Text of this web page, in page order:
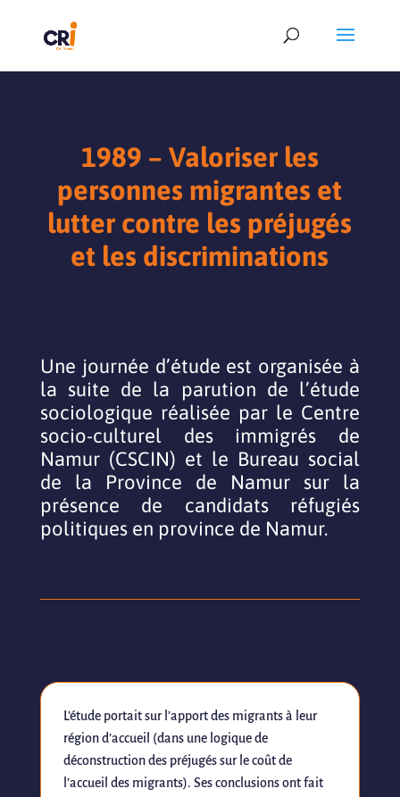
1989 – Valoriser les
personnes migrantes et
lutter contre les préjugés
et les discriminations
Une journée d’étude est organisée à
la suite de la parution de l’étude
sociologique réalisée par le Centre
socio-culturel des immigrés de
Namur (CSCIN) et le Bureau social
de la Province de Namur sur la
présence de candidats réfugiés
politiques en province de Namur.
L’étude portait sur l’apport des migrants à leur
région d’accueil (dans une logique de
déconstruction des préjugés sur le coût de
l’accueil des migrants). Ses conclusions ont fait